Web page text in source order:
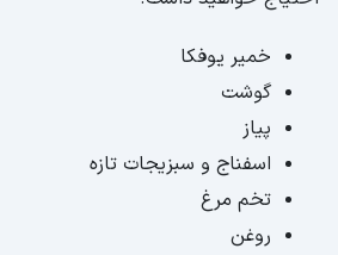
خمیر یوفکا
گوشت
پیاز
اسفناج و سبزیجات تازه
تخم مرغ
روغن